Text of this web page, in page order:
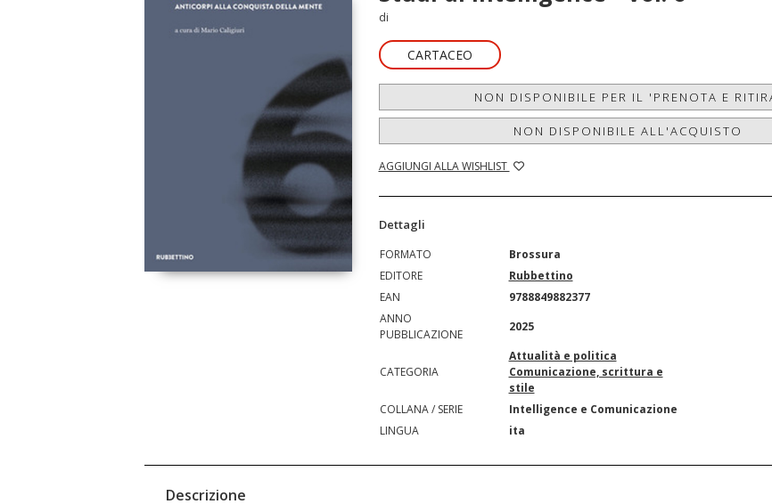
di
CARTACEO
NON DISPONIBILE PER IL 'PRENOTA E
NON DISPONIBILE ALL'ACQUISTO
AGGIUNGI ALLA WISHLIST
Dettagli
FORMATO
Brossura
EDITORE
Rubbettino
EAN
9788849882377
ANNO
PUBBLICAZIONE
2025
CATEGORIA
Attualità e politica
Comunicazione, scrittura e
stile
COLLANA / SERIE
Intelligence e Comunicazione
LINGUA
ita
Descrizione